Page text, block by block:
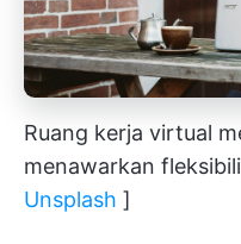
Ruang kerja virtual
menawarkan
Unsplash ]